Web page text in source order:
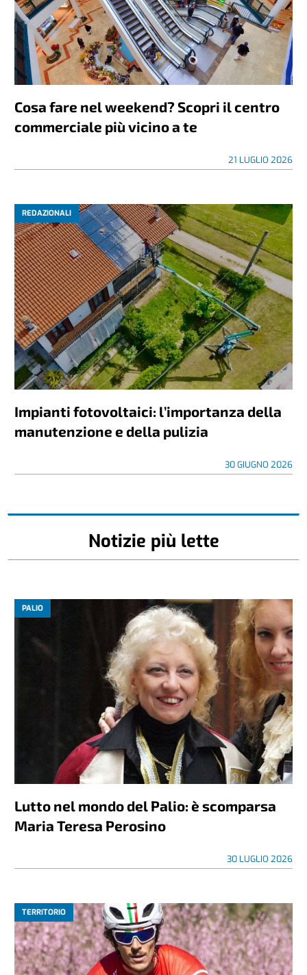
Cosa fare nel weekend? Scopri il centro
commerciale più vicino a te
21 LUGLIO 2026
REDAZIONALI
Impianti fotovoltaici: l’importanza della
manutenzione e della pulizia
30 GIUGNO 2026
Notizie più lette
PALIO
Lutto nel mondo del Palio: è scomparsa
Maria Teresa Perosino
30 LUGLIO 2026
TERRITORIO